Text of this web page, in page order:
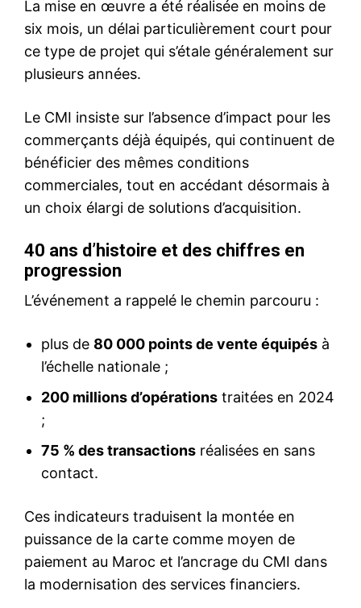
La mise en œuvre a été réalisée en moins de
six mois, un délai particulièrement court pour
ce type de projet qui s’étale généralement sur
plusieurs années.
Le CMI insiste sur l’absence d’impact pour les
commerçants déjà équipés, qui continuent de
bénéficier des mêmes conditions
commerciales, tout en accédant désormais à
un choix élargi de solutions d’acquisition.
40 ans d’histoire et des chiffres en
progression
L’événement a rappelé le chemin parcouru :
plus de 80 000 points de vente équipés à
l’échelle nationale ;
200 millions d’opérations traitées en 2024
;
75 % des transactions réalisées en sans
contact.
Ces indicateurs traduisent la montée en
puissance de la carte comme moyen de
paiement au Maroc et l’ancrage du CMI dans
la modernisation des services financiers.